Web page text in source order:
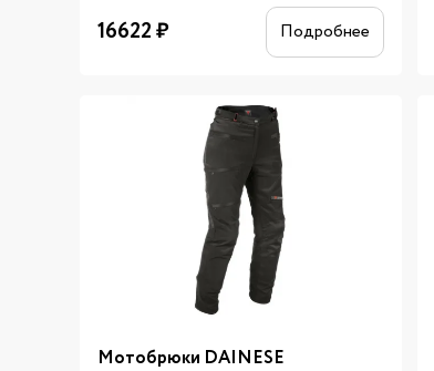
16622₽ Подробнее
Мотобрюки DAINESE